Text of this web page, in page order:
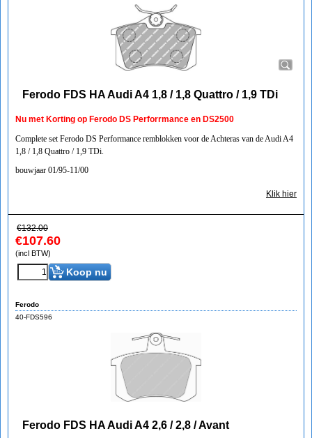
Ferodo FDS HA Audi A4 1,8 / 1,8 Quattro / 1,9 TDi
Nu met Korting op Ferodo DS Perforrmance en DS2500
Complete set Ferodo DS Performance remblokken voor de Achteras van de Audi A4
1,8 / 1,8 Quattro / 1,9 TDi.
bouwjaar 01/95-11/00
Klik hier
€132.00
€107.60
(incl BTW)
Koop nu
Ferodo
40-FDS596
Ferodo FDS HA Audi A4 2,6 / 2,8 / Avant